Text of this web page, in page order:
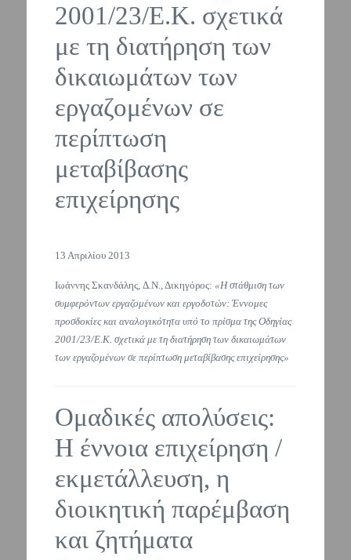
2001/23/Ε.Κ. σχετικά
με τη διατήρηση των
δικαιωμάτων των
εργαζομένων σε
περίπτωση
μεταβίβασης
επιχείρησης
13 Απριλίου 2013
Ιωάννης Σκανδάλης, Δ.Ν., Δικηγόρος: «Η στάθμιση των
συμφερόντων εργαζομένων και εργοδοτών: Έννομες
προσδοκίες και αναλογικότητα υπό το πρίσμα της Οδηγίας
2001/23/Ε.Κ. σχετικά με τη διατήρηση των δικαιωμάτων
των εργαζομένων σε περίπτωση μεταβίβασης επιχείρησης»
Ομαδικές απολύσεις:
Η έννοια επιχείρηση /
εκμετάλλευση, η
διοικητική παρέμβαση
και ζητήματα